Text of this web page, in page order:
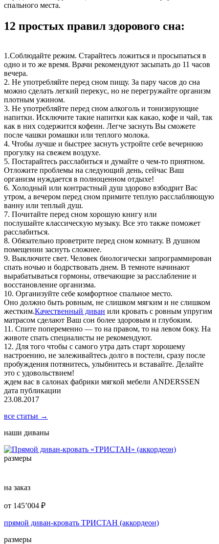
спального места.
12 простых правил здорового сна:
1.Соблюдайте режим. Старайтесь ложиться и просыпаться в
одно и то же время. Врачи рекомендуют засыпать до 11 часов
вечера.
2. Не употребляйте перед сном пищу. За пару часов до сна
можно сделать легкий перекус, но не перегружайте организм
плотным ужином.
3. Не употребляйте перед сном алкоголь и тонизирующие
напитки. Исключите такие напитки как какао, кофе и чай, так
как в них содержится кофеин. Легче заснуть Вы сможете
после чашки ромашки или теплого молока.
4. Чтобы лучше и быстрее заснуть устройте себе вечернюю
прогулку на свежем воздухе.
5. Постарайтесь расслабиться и думайте о чем-то приятном.
Отложите проблемы на следующий день, сейчас Ваш
организм нуждается в полноценном отдыхе!
6. Холодный или контрастный душ здорово взбодрит Вас
утром, а вечером перед сном примите теплую расслабляющую
ванну или теплый душ.
7. Почитайте перед сном хорошую книгу или
послушайте классическую музыку. Все это также поможет
расслабиться.
8. Обязательно проветрите перед сном комнату. В душном
помещении заснуть сложнее.
9. Выключите свет. Человек биологически запрограммирован
спать ночью и бодрствовать днем. В темноте начинают
вырабатываться гормоны, отвечающие за расслабление и
восстановление организма.
10. Организуйте себе комфортное спальное место.
Оно должно быть ровным, не слишком мягким и не слишком
жестким.Качественный диван или кровать с ровным упругим
матрасом сделают Ваш сон более здоровым и глубоким.
11. Спите попеременно — то на правом, то на левом боку. На
животе спать специалисты не рекомендуют.
12. Для того чтобы с самого утра дать старт хорошему
настроению, не залеживайтесь долго в постели, сразу после
пробуждения потянитесь, улыбнитесь и вставайте. Делайте
это с удовольствием!
ждем вас в салонах фабрики мягкой мебели ANDERSSEN
дата публикации
23.08.2017
все статьи →
наши диваны
размеры
на заказ
от 145’004 ₽
прямой диван-кровать ТРИСТАН (аккордеон)
размеры